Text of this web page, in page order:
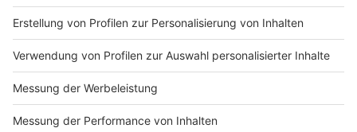
Impressum Newsletter